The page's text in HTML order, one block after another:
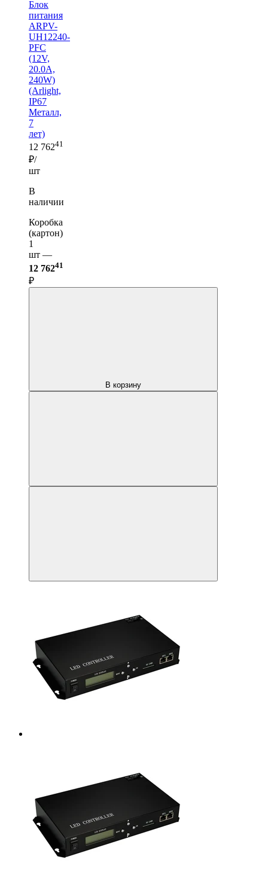
Блок
питания
ARPV-
UH12240-
PFC
(12V,
20.0A,
240W)
(Arlight,
IP67
Металл,
7
лет)
12 76241
₽/
шт
В
наличии
Коробка
(картон)
1
шт —
12 76241
₽
В корзину